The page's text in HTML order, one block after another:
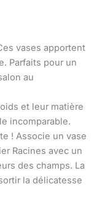
vases apportent
Parfaits pour un
au
et leur matière
incomparable.
! Associe un vase
Racines avec un
des champs. La
la délicatesse